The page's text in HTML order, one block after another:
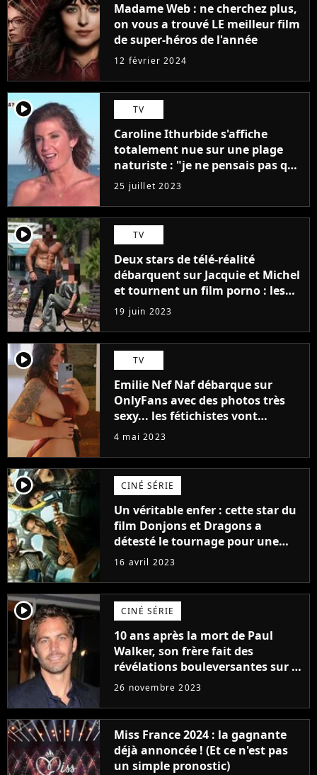
Madame Web : ne cherchez plus,
on vous a trouvé LE meilleur film
de super-héros de l'année
12 février 2024
player2 TV
Caroline Ithurbide s'affiche
totalement nue sur une plage
naturiste : "je ne pensais pas que
j'arriverais à le faire..."
25 juillet 2023
player2 TV
Deux stars de télé-réalité
débarquent sur Jacquie et Michel
et tournent un film porno : les
premières images du tournage
(exclu)
19 juin 2023
player2 TV
Emilie Nef Naf débarque sur
OnlyFans avec des photos très
sexy... les fétichistes vont
prendre leur pied !
4 mai 2023
player2 CINÉ SÉRIE
Un véritable enfer : cette star du
film Donjons et Dragons a
détesté le tournage pour une
raison très spéciale
16 avril 2023
player2 CINÉ SÉRIE
10 ans après la mort de Paul
Walker, son frère fait des
révélations bouleversantes sur la
réaction des acteurs de Fast and
26 novembre 2023
Miss France 2024 : la gagnante
déjà annoncée ! (Et ce n'est pas
un simple pronostic)